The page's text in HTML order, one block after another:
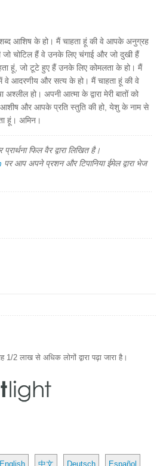
आशिष के हो। मैं चाहता हूं की वे आपके अनुग्रह
जो चोटिल हैं वे उनके लिए चंगाई और जो दुखी हैं
हूं, जो टूटे हुए हैं उनके लिए कोमलता के हो। मैं
में वे आदरणीय और सत्य के हो। मैं चाहता हूं की वे
अश्लील हो। अपनी आत्मा के द्वारा मेरी बातों को
और आपके प्रति स्तुति की हो, येशु के नाम से
हूं। अमिन।
फिल वैर द्वारा लिखित है।
पर आप अपने प्रशन और टिपानिया ईमेल द्वारा भेज
2 लाख से अधिक लोगों द्वारा पढ़ा जारा है।
English 中文 Deutsch Español